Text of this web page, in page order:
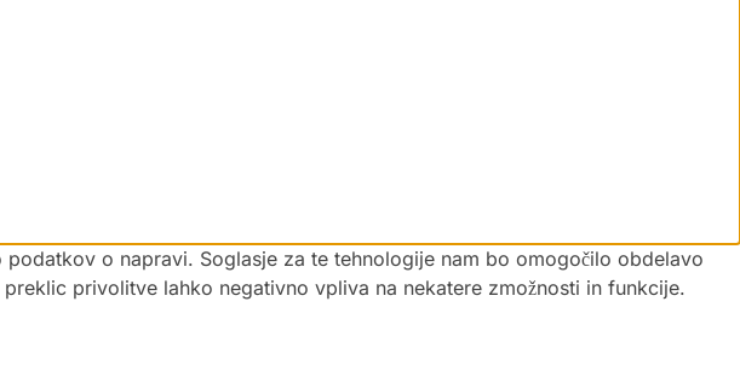
o napravi. Soglasje za te tehnologije nam bo omogočilo obdelavo
privolitve lahko negativno vpliva na nekatere zmožnosti in funkcije.